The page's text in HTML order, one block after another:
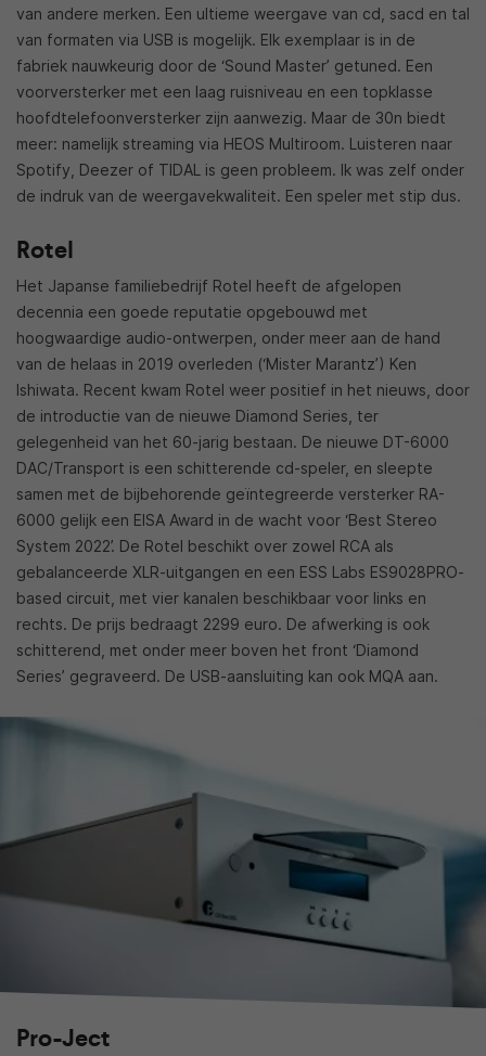
van andere merken. Een ultieme weergave van cd, sacd en tal
van formaten via USB is mogelijk. Elk exemplaar is in de
fabriek nauwkeurig door de ‘Sound Master’ getuned. Een
voorversterker met een laag ruisniveau en een topklasse
hoofdtelefoonversterker zijn aanwezig. Maar de 30n biedt
meer: namelijk streaming via HEOS Multiroom. Luisteren naar
Spotify, Deezer of TIDAL is geen probleem. Ik was zelf onder
de indruk van de weergavekwaliteit. Een speler met stip dus.
Rotel
Het Japanse familiebedrijf Rotel heeft de afgelopen
decennia een goede reputatie opgebouwd met
hoogwaardige audio-ontwerpen, onder meer aan de hand
van de helaas in 2019 overleden (‘Mister Marantz’) Ken
Ishiwata. Recent kwam Rotel weer positief in het nieuws, door
de introductie van de nieuwe Diamond Series, ter
gelegenheid van het 60-jarig bestaan. De nieuwe DT-6000
DAC/Transport is een schitterende cd-speler, en sleepte
samen met de bijbehorende geïntegreerde versterker RA-
6000 gelijk een EISA Award in de wacht voor ‘Best Stereo
System 2022’. De Rotel beschikt over zowel RCA als
gebalanceerde XLR-uitgangen en een ESS Labs ES9028PRO-
based circuit, met vier kanalen beschikbaar voor links en
rechts. De prijs bedraagt 2299 euro. De afwerking is ook
schitterend, met onder meer boven het front ‘Diamond
Series’ gegraveerd. De USB-aansluiting kan ook MQA aan.
Pro-Ject